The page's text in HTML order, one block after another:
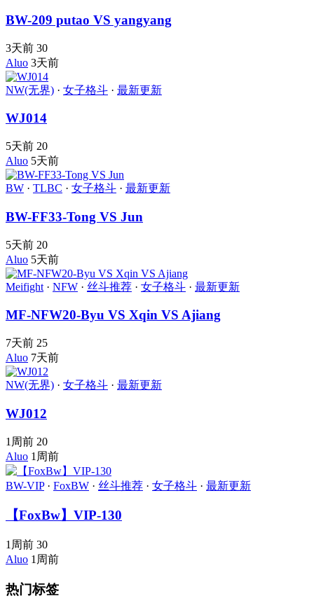
BW-209 putao VS yangyang
3天前 30
Aluo 3天前
NW(无界) · 女子格斗 · 最新更新
WJ014
5天前 20
Aluo 5天前
BW · TLBC · 女子格斗 · 最新更新
BW-FF33-Tong VS Jun
5天前 20
Aluo 5天前
Meifight · NFW · 丝斗推荐 · 女子格斗 · 最新更新
MF-NFW20-Byu VS Xqin VS Ajiang
7天前 25
Aluo 7天前
NW(无界) · 女子格斗 · 最新更新
WJ012
1周前 20
Aluo 1周前
BW-VIP· FoxBW · 丝斗推荐 · 女子格斗 · 最新更新
【FoxBw】VIP-130
1周前 30
Aluo 1周前
热门标签